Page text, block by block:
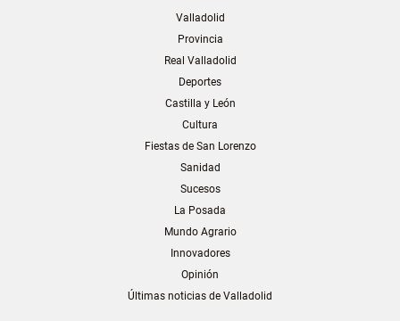
Valladolid
Provincia
Real Valladolid
Deportes
Castilla y León
Cultura
Fiestas de San Lorenzo
Sanidad
Sucesos
La Posada
Mundo Agrario
Innovadores
Opinión
Últimas noticias de Valladolid